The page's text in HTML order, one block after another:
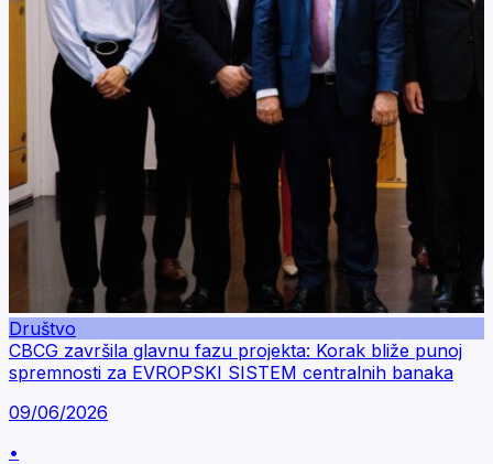
Društvo
CBCG završila glavnu fazu projekta: Korak bliže punoj
spremnosti za EVROPSKI SISTEM centralnih banaka
09/06/2026
•